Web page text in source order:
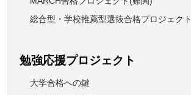
総合型・学校推薦型選抜合格プロジェクト
勉強応援プロジェクト
大学合格への鍵